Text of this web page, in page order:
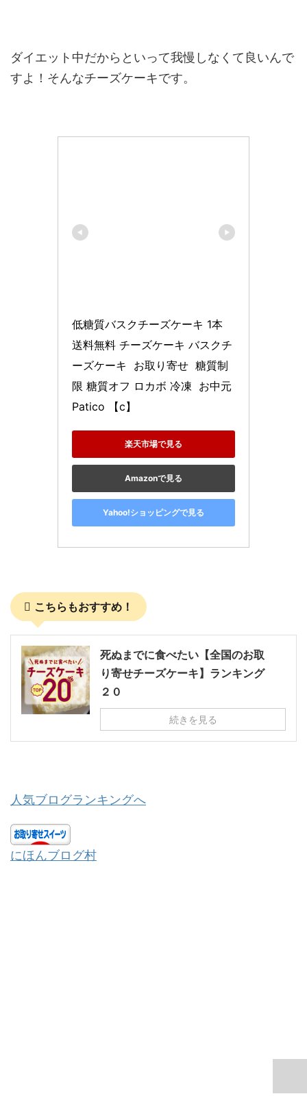
ダイエット中だからといって我慢しなくて良いんで
すよ！そんなチーズケーキです。
低糖質バスクチーズケーキ 1本
送料無料 チーズケーキ バスクチ
ーズケーキ  お取り寄せ  糖質制
限 糖質オフ ロカボ 冷凍  お中元
Patico 【c】
楽天市場で見る
Amazonで見る
Yahoo!ショッピングで見る
こちらもおすすめ！
死ぬまでに食べたい【全国のお取
り寄せチーズケーキ】ランキング
２０
続きを見る
人気ブログランキングへ
にほんブログ村